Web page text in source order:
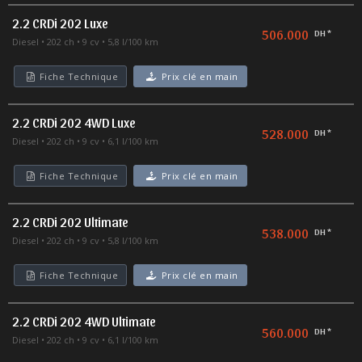
2.2 CRDi 202 Luxe
Diesel 202 ch 9 cv 5,8 l/100 km 506.000 DH *
Fiche Technique Prix clé en main
2.2 CRDi 202 4WD Luxe
Diesel 202 ch 9 cv 6,1 l/100 km 528.000 DH *
Fiche Technique Prix clé en main
2.2 CRDi 202 Ultimate
Diesel 202 ch 9 cv 5,8 l/100 km 538.000 DH *
Fiche Technique Prix clé en main
2.2 CRDi 202 4WD Ultimate
Diesel 202 ch 9 cv 6,1 l/100 km 560.000 DH *